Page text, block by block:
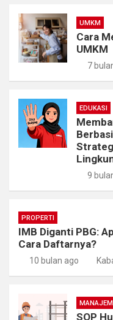
UMKM
Cara
UMKM
7
EDUKASI
9
PROPERTI
IMB Diganti PBG:
Cara Daftarnya?
10 bulan ago
SOP